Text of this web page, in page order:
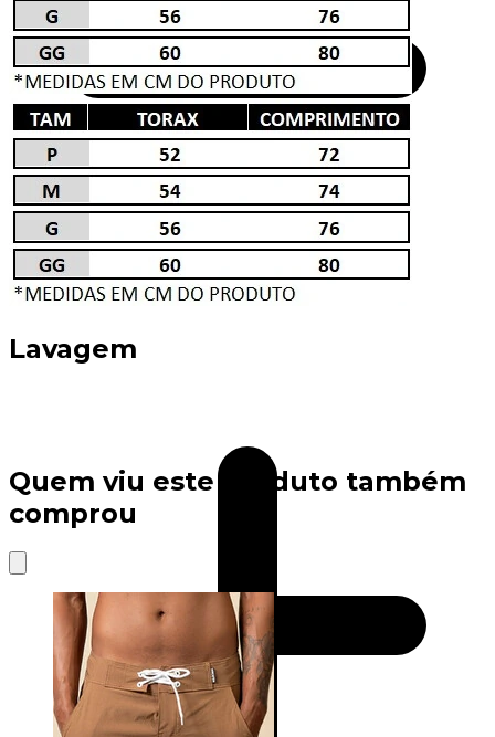
Lavagem
Quem viu este produto também
comprou